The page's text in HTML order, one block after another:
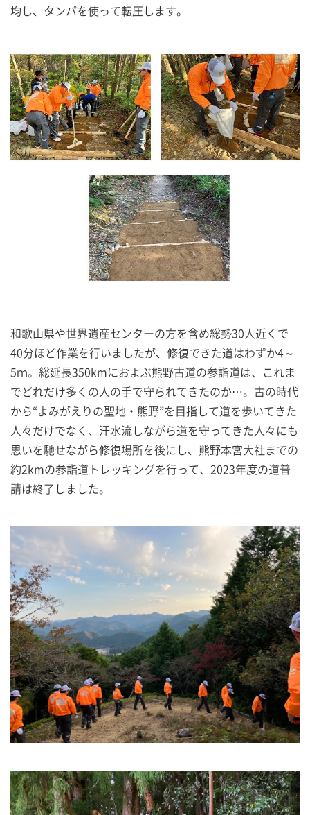
均し、タンパを使って転圧します。
和歌山県や世界遺産センターの方を含め総勢30人近くで
40分ほど作業を行いましたが、修復できた道はわずか4～
5ｍ。総延長350kmにおよぶ熊野古道の参詣道は、これま
でどれだけ多くの人の手で守られてきたのか…。古の時代
から“よみがえりの聖地・熊野”を目指して道を歩いてきた
人々だけでなく、汗水流しながら道を守ってきた人々にも
思いを馳せながら修復場所を後にし、熊野本宮大社までの
約2kmの参詣道トレッキングを行って、2023年度の道普
請は終了しました。